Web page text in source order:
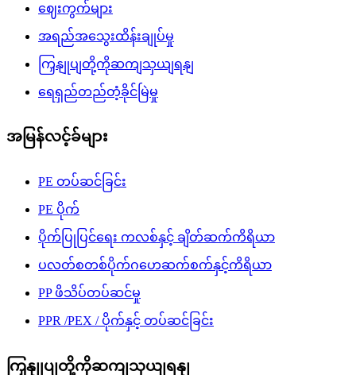
ဈေးကွက်များ
အရည်အသွေးထိန်းချုပ်မှု
ကြှနျုပျတို့ကိုဆကျသှယျရနျ
ရေရှည်တည်တံ့ခိုင်မြဲမှု
အမြန်လင့်ခ်များ
PE တပ်ဆင်ခြင်း
PE ပိုက်
ပိုက်ပြုပြင်ရေး ကလစ်နှင့် ချိတ်ဆက်ကိရိယာ
ပလတ်စတစ်ပိုက်ဂဟေဆက်စက်နှင့်ကိရိယာ
PP ဖိသိပ်တပ်ဆင်မှု
PPR /PEX / ပိုက်နှင့် တပ်ဆင်ခြင်း
ကြှနျုပျတို့ကိုဆကျသှယျရနျ